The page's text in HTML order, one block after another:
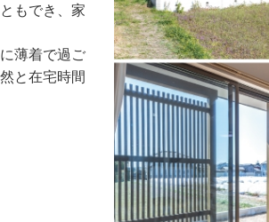
もでき、家
薄着で過ご
と在宅時間